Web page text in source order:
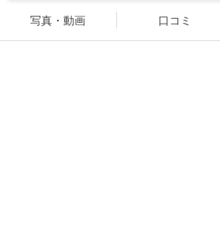
写真・動画 口コミ